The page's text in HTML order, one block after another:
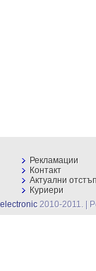
Рекламации
Контакт
Актуални
Куриери
2010-2011. |